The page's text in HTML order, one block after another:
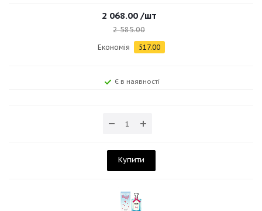
2 068.00 /шт
2 585.00
Економія 517.00
Є в наявності
Купити